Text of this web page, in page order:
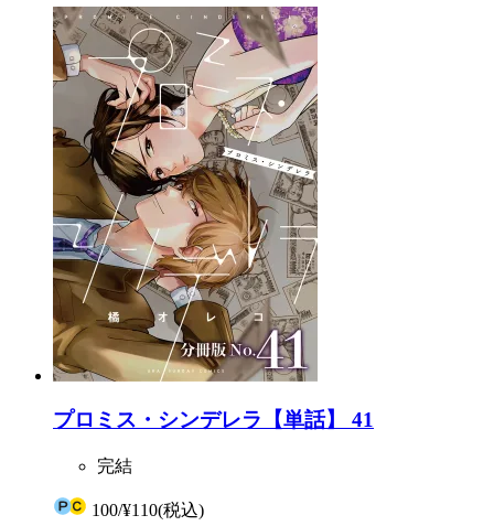
プロミス・シンデレラ【単話】 41
完結
100/¥110(税込)